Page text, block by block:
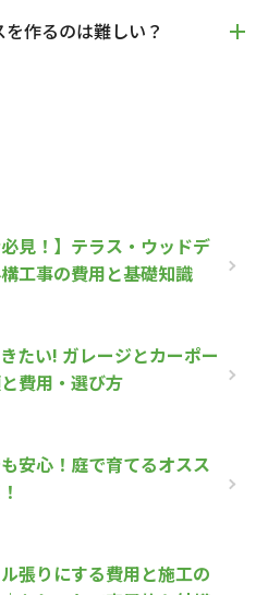
作るのは難しい？
必見！】テラス・ウッドデ
工事の費用と基礎知識
たい! ガレージとカーポー
費用・選び方
安心！庭で育てるオスス
張りにする費用と施工の